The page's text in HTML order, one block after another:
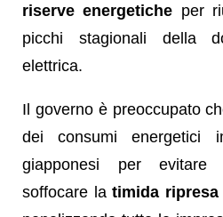
riserve energetiche per
picchi stagionali della
elettrica.
Il governo è preoccupato
dei consumi energetici
giapponesi per
soffocare latimida ripresa